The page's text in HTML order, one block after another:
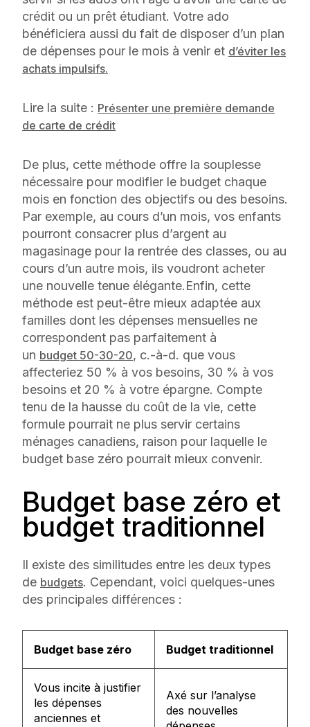
crédit ou un prêt étudiant. Votre ado
bénéficiera aussi du fait de disposer d’un plan
de dépenses pour le mois à venir et d’éviter les
achats impulsifs.
Lire la suite : Présenter une première demande
de carte de crédit
De plus, cette méthode offre la souplesse
nécessaire pour modifier le budget chaque
mois en fonction des objectifs ou des besoins.
Par exemple, au cours d’un mois, vos enfants
pourront consacrer plus d’argent au
magasinage pour la rentrée des classes, ou au
cours d’un autre mois, ils voudront acheter
une nouvelle tenue élégante.Enfin, cette
méthode est peut-être mieux adaptée aux
familles dont les dépenses mensuelles ne
correspondent pas parfaitement à
un budget 50-30-20, c.-à-d. que vous
affecteriez 50 % à vos besoins, 30 % à vos
besoins et 20 % à votre épargne. Compte
tenu de la hausse du coût de la vie, cette
formule pourrait ne plus servir certains
ménages canadiens, raison pour laquelle le
budget base zéro pourrait mieux convenir.
Budget base zéro et
budget traditionnel
Il existe des similitudes entre les deux types
de budgets. Cependant, voici quelques-unes
des principales différences :
Budget base zéro Budget traditionnel
Vous incite à justifier
les dépenses
anciennes et
Axé sur l’analyse
des nouvelles